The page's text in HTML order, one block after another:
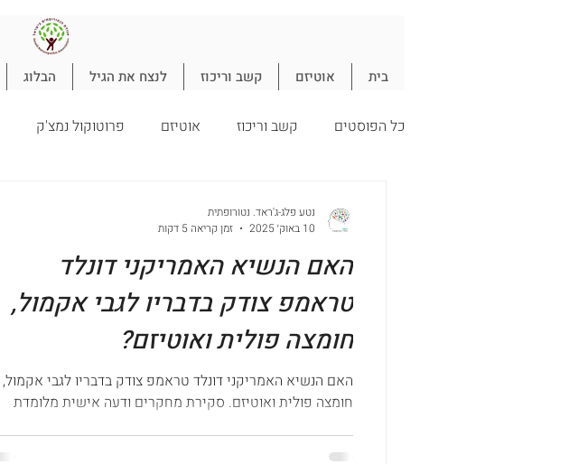
בית אוטיזם קשב וריכוז לנצח את הגיל הבלוג
כל הפוסטים קשב וריכוז אוטיזם פרוטוקול נמצ'ק
חיסונים
האם הנשיא האמריקני דונלד
טראמפ צודק בדבריו לגבי אקמול,
חומצה פולית ואוטיזם?
האם הנשיא האמריקני דונלד טראמפ צודק בדבריו לגבי אקמול,
חומצה פולית ואוטיזם. סקירת מחקרים ודעה אישית מלומדת
נטע פלג-ג'ראד. נטורופתית
10 באוק׳ 2025
זמן קריאה 5 דקות